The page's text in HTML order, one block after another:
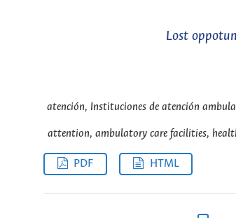
Lost
atención, Instituciones de atención
attention, ambulatory care facilities,
PDF HTML